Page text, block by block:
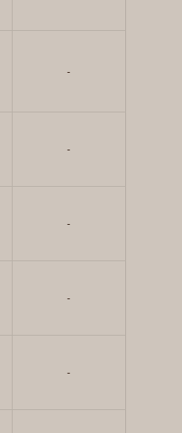
-
-
-
-
-